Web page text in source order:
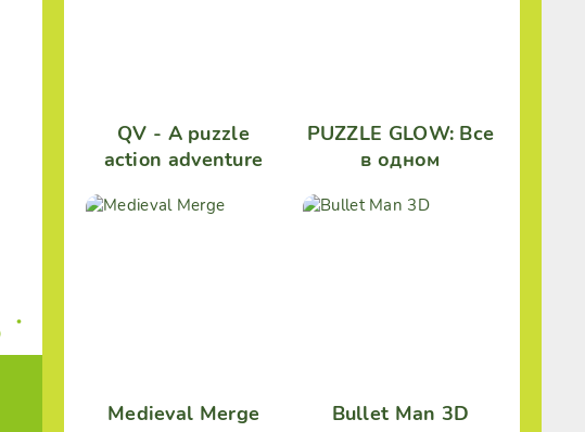
QV - A puzzle
action adventure
PUZZLE GLOW: Все
в одном
Medieval Merge Bullet Man 3D